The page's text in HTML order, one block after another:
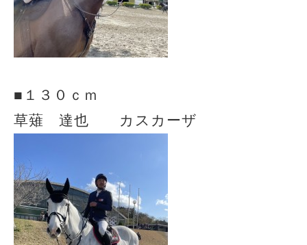
■１３０ｃｍ
草薙 達也 カスカーザ